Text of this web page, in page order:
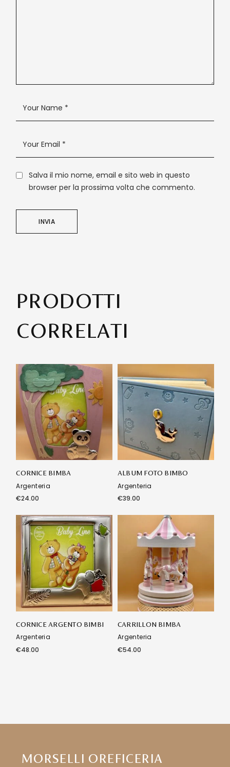
Salva il mio nome, email e sito web in questo
browser per la prossima volta che commento.
INVIA
PRODOTTI
CORRELATI
CORNICE BIMBA
Argenteria
€24.00
ALBUM FOTO BIMBO
Argenteria
€39.00
CORNICE ARGENTO BIMBI
Argenteria
€48.00
CARRILLON BIMBA
Argenteria
€54.00
MORSELLI OREFICERIA